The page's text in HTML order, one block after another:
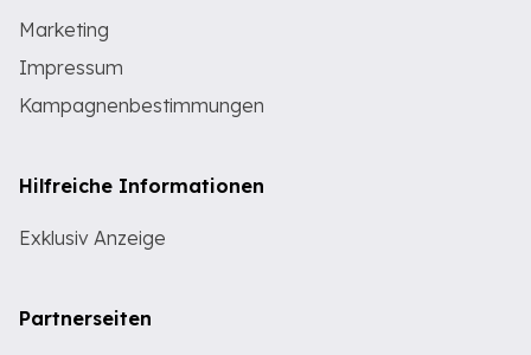
Marketing
Impressum
Kampagnenbestimmungen
Hilfreiche Informationen
Exklusiv Anzeige
Partnerseiten